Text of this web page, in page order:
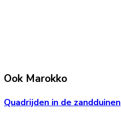
Ook Marokko
Quadrijden in de zandduinen